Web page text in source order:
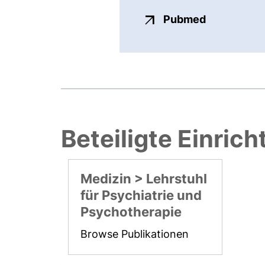
Pubmedexterner
Beteiligte
Medizin > Lehrstuhl
für Psychiatrie und
Psychotherapie
Browse Publikationen